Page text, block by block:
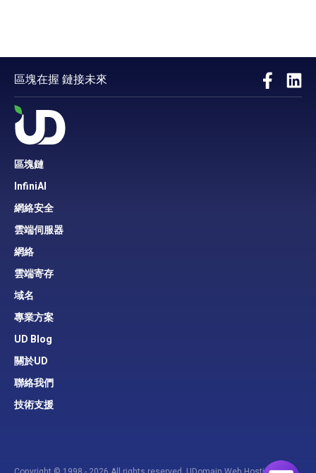
區塊在握 鏈接未來
區塊鏈
InfiniAI
網絡安全
雲端伺服器
網絡
雲端寄存
域名
專業方案
UD Blog
關於UD
聯絡我們
技術支援